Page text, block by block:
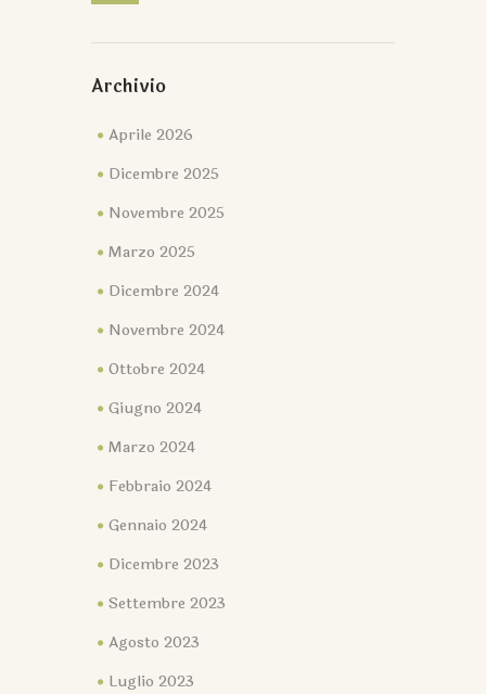
Archivio
Aprile 2026
Dicembre 2025
Novembre 2025
Marzo 2025
Dicembre 2024
Novembre 2024
Ottobre 2024
Giugno 2024
Marzo 2024
Febbraio 2024
Gennaio 2024
Dicembre 2023
Settembre 2023
Agosto 2023
Luglio 2023